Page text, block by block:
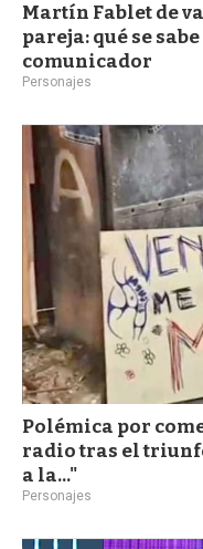
Martín Fablet de
pareja: qué se
comunicador
Personajes
Polémica por
radio tras el
a la..."
Personajes